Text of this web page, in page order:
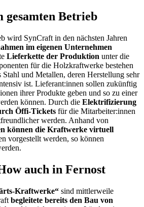
Betrieb
wird SynCraft in den nächsten Jahren
im eigenen Unternehmen
Lieferkette der Produktion unter die
für die Holzkraftwerke bestehen
Stahl und Metallen, deren Herstellung sehr
ist. Lieferant:innen sollen zukünftig
ihrer Produkte geben und so zu einer
können. Durch die Elektrifizierung
Öffi-Tickets für die Mitarbeiter:innen
werden. Anhand von
können die Kraftwerke virtuell
vorgestellt werden, so können
auch in Fernost
Kraftwerke“ sind mittlerweile
begleitete bereits den Bau von